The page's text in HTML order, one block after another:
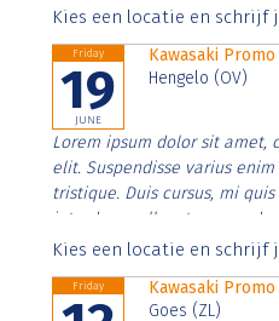
Aenean faucibus nibh et
Kies een locatie en
Friday
19
JUNE
Kawasaki Promo
Hengelo (OV)
Lorem ipsum dolor sit amet,
elit. Suspendisse varius
tristique. Duis cursus, mi
interdum nulla, ut commodo
Aenean faucibus nibh et
Kies een locatie en
Friday
Kawasaki Promo
Goes (ZL)